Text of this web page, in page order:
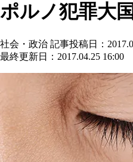
ポルノ犯罪大
社会・政治 記事投稿日：
最終更新日：2017.04.25 16:00